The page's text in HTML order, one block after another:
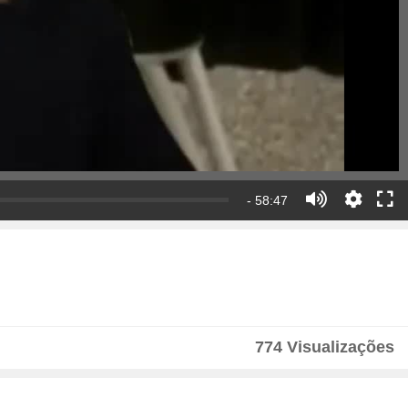
- 58:47
774 Visualizações